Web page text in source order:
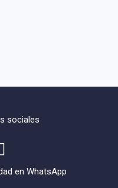
sociales
en WhatsApp